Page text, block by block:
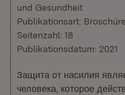
und Gesundheit
Publikationsart: Broschüre
Seitenzahl: 18
Publikationsdatum: 2021
Защита от насилия
человека, которое